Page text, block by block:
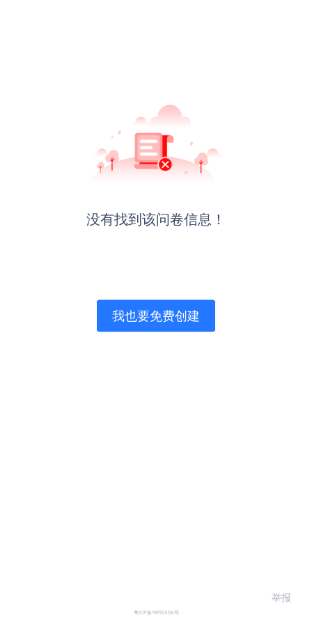
没有找到该问卷信息！
我也要免费创建
粤ICP备19150304号
举报